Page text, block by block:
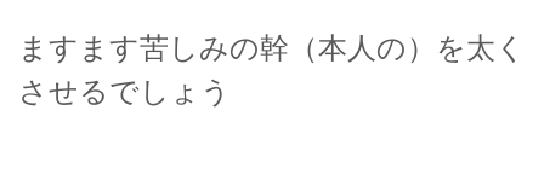
ますます苦しみの幹（本人の）を太く
させるでしょう